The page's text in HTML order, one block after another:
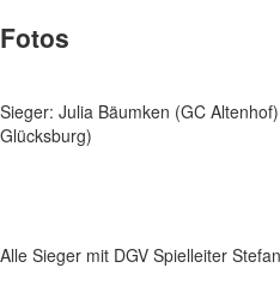
Fotos
Sieger: Julia Bäumken (GC
Glücksburg)
Alle Sieger mit DGV Spielleiter